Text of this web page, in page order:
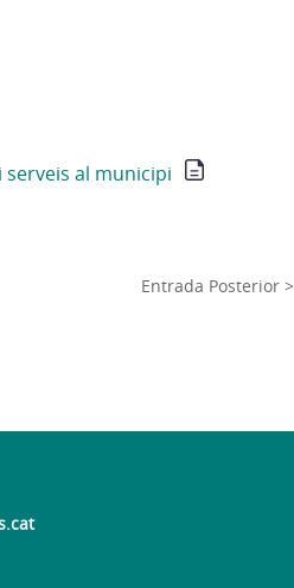
al municipi
Entrada Posterior >